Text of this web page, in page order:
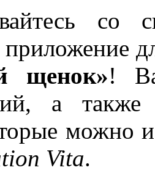
со
приложение
щенок»!
а
можно
Vita.